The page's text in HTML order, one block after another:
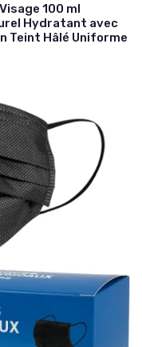
100 ml
Hydratant avec
Teint Hâlé Uniforme